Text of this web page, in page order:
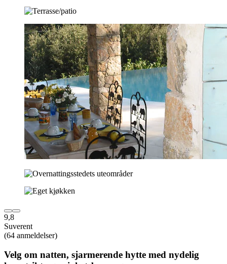
9,8
Suverent
(64 anmeldelser)
Velg om natten, sjarmerende hytte med nydelig